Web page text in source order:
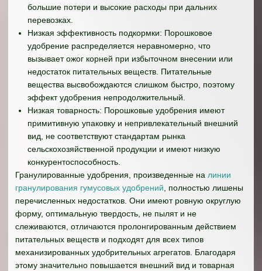
большие потери и высокие расходы при дальних
перевозках.
Низкая эффективность подкормки: Порошковое
удобрение распределяется неравномерно, что
вызывает ожог корней при избыточном внесении или
недостаток питательных веществ. Питательные
вещества высвобождаются слишком быстро, поэтому
эффект удобрения непродолжительный.
Низкая товарность: Порошковые удобрения имеют
примитивную упаковку и непривлекательный внешний
вид, не соответствуют стандартам рынка
сельскохозяйственной продукции и имеют низкую
конкурентоспособность.
Гранулированные удобрения, произведенные на линии
гранулирования гумусовых удобрений, полностью лишены
перечисленных недостатков. Они имеют ровную округлую
форму, оптимальную твердость, не пылят и не
слеживаются, отличаются пролонгированным действием
питательных веществ и подходят для всех типов
механизированных удобрительных агрегатов. Благодаря
этому значительно повышается внешний вид и товарная